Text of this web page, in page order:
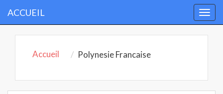
ACCUEIL
Accueil Polynesie Francaise